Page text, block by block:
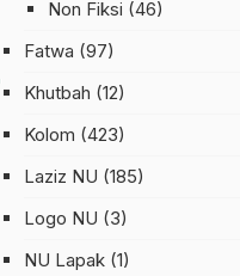
Non Fiksi (46)
Fatwa (97)
Khutbah (12)
Kolom (423)
Laziz NU (185)
Logo NU (3)
NU Lapak (1)